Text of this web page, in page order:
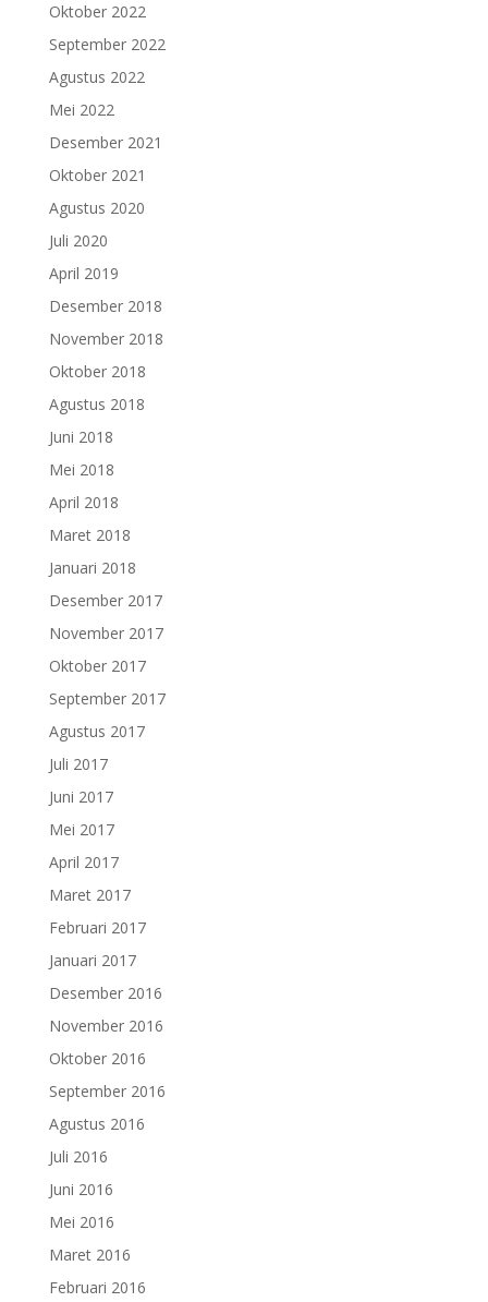
Oktober 2022
September 2022
Agustus 2022
Mei 2022
Desember 2021
Oktober 2021
Agustus 2020
Juli 2020
April 2019
Desember 2018
November 2018
Oktober 2018
Agustus 2018
Juni 2018
Mei 2018
April 2018
Maret 2018
Januari 2018
Desember 2017
November 2017
Oktober 2017
September 2017
Agustus 2017
Juli 2017
Juni 2017
Mei 2017
April 2017
Maret 2017
Februari 2017
Januari 2017
Desember 2016
November 2016
Oktober 2016
September 2016
Agustus 2016
Juli 2016
Juni 2016
Mei 2016
Maret 2016
Februari 2016